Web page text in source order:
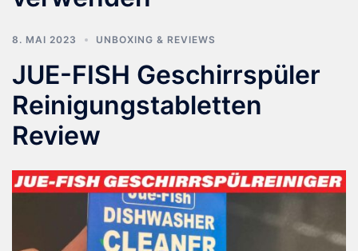
8. MAI 2023 UNBOXING & REVIEWS
JUE-FISH Geschirrspüler
Reinigungstabletten
Review